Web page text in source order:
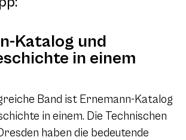
Katalog und
in einem
Band ist Ernemann-Katalog
in einem. Die Technischen
haben die bedeutende